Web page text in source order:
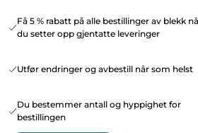
Få 5 % rabatt på alle bestillinger av blekk
du setter opp gjentatte leveringer
Utfør endringer og avbestill når som helst
Du bestemmer antall og hyppighet for
bestillingen